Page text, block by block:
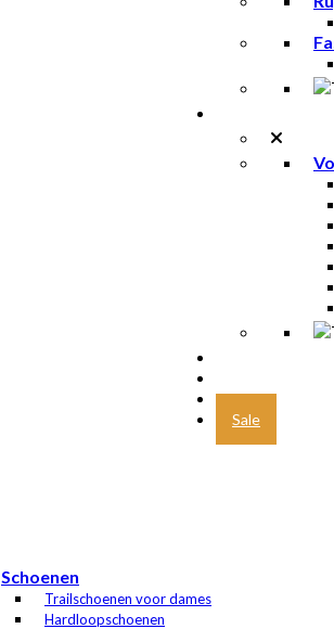
Nieuw
Sale
Schoenen
Trailschoenen voor dames
Hardloopschoenen